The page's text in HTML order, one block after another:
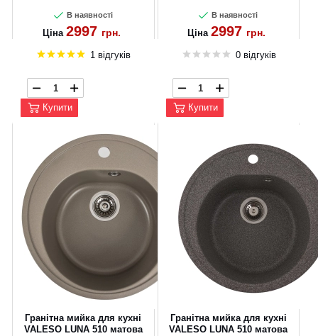
В наявності
Ціна 2997 грн.
1 відгуків
Купити
В наявності
Ціна 2997 грн.
0 відгуків
Купити
Гранітна мийка для кухні
VALESO LUNA 510 матова
Гранітна мийка для кухні
VALESO LUNA 510 матова